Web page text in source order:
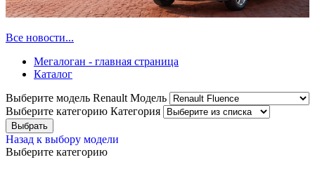
Все новости...
Мегалоган - главная страница
Каталог
Выберите модель Renault Модель
Выберите категорию Категория
Назад к выбору модели
Выберите категорию